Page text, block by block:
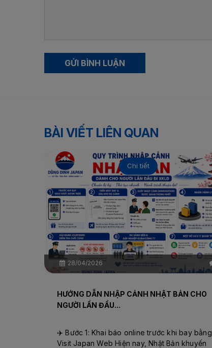
GỬI BÌNH LUẬN
BÀI VIẾT LIÊN QUAN
28/04/2026
Chi tiết
HƯỚNG DẪN NHẬP CẢNH NHẬT BẢN CHO
NGƯỜI LẦN ĐẦU...
✈️ Bước 1: Khai báo online trước khi bay bằng
Visit Japan Web Hiện nay, Nhật Bản khuyến